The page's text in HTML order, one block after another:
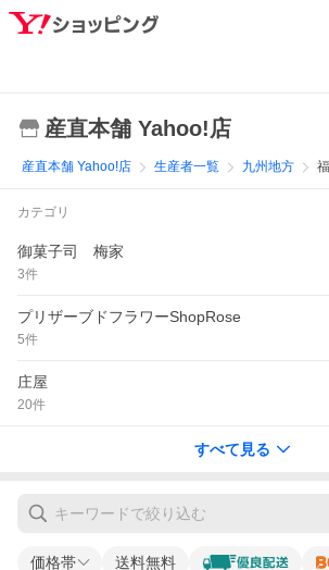
産直本舗 Yahoo!店
産直本舗 Yahoo!店 生産者一覧 九州地方
カテゴリ
御菓子司 梅家
3件
プリザーブドフラワーShopRose
5件
庄屋
20件
すべて見る
価格帯 送料無料